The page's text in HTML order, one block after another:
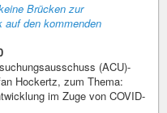
Brücken zur
auf den kommenden
(ACU)-
Hockertz, zum Thema:
im Zuge von COVID-